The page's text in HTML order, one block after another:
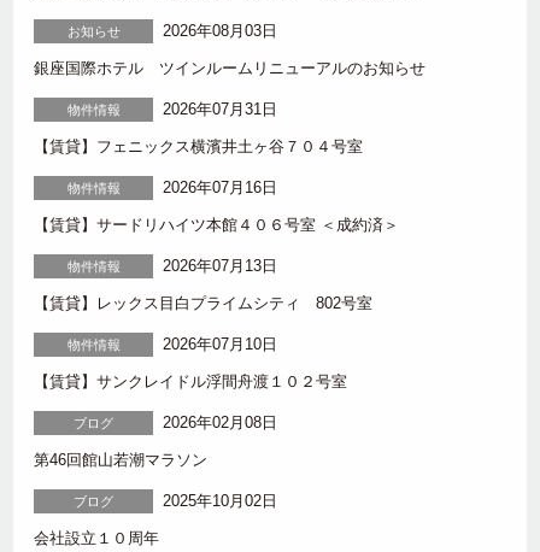
お知らせ 2026年08月03日
銀座国際ホテル ツインルームリニューアルのお知らせ
物件情報 2026年07月31日
【賃貸】フェニックス横濱井土ヶ谷７０４号室
物件情報 2026年07月16日
【賃貸】サードリハイツ本館４０６号室 ＜成約済＞
物件情報 2026年07月13日
【賃貸】レックス目白プライムシティ 802号室
物件情報 2026年07月10日
【賃貸】サンクレイドル浮間舟渡１０２号室
ブログ 2026年02月08日
第46回館山若潮マラソン
ブログ 2025年10月02日
会社設立１０周年